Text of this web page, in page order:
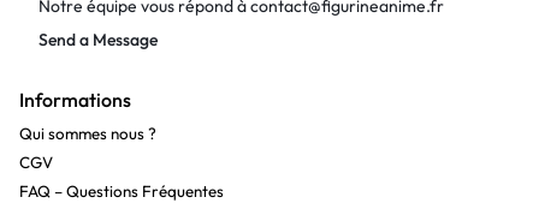
Notre équipe vous répond àcontact@figurineanime.fr
Send a Message
Informations
Qui sommes nous ?
CGV
FAQ – Questions Fréquentes